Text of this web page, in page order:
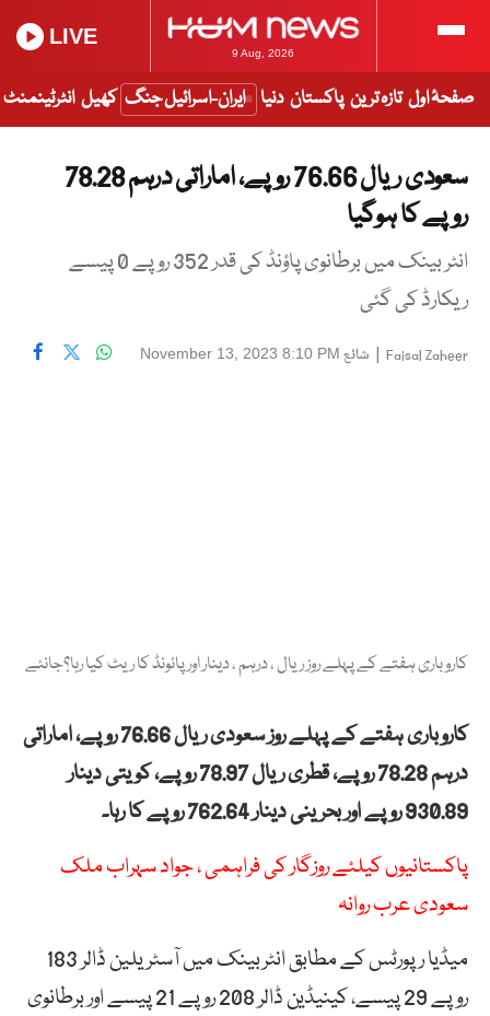
9 Aug, 2026
LIVE
صفحۂ اول تازہ ترین پاکستان دنیا ایران-اسرائیل جنگ کھیل انٹرٹینمنٹ
سعودی ریال 76.66 روپے، اماراتی درہم 78.28
روپے کا ہوگیا
انٹر بینک میں برطانوی پاؤنڈ کی قدر 352 روپے 0 پیسے
ریکارڈ کی گئی
Faisal Zaheer
| شائع November 13, 2023 8:10 PM
کاروباری ہفتے کے پہلے روز ریال ، درہم ، دینار اور پائونڈ کا ریٹ کیا رہا؟جانئے
کاروباری ہفتے کے پہلے روز سعودی ریال 76.66 روپے، اماراتی
درہم 78.28 روپے، قطری ریال 78.97 روپے، کویتی دینار
930.89 روپے اور بحرینی دینار 762.64 روپے کا رہا۔
پاکستانیوں کیلئے روزگار کی فراہمی ، جواد سہراب ملک
سعودی عرب روانہ
میڈیا رپورٹس کے مطابق انٹربینک میں آسٹریلین ڈالر 183
روپے 29 پیسے، کینیڈین ڈالر 208 روپے 21 پیسے اور برطانوی